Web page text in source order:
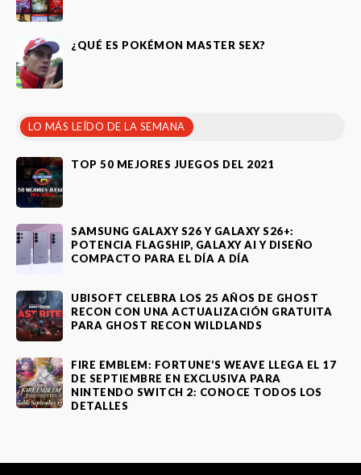
¿QUÉ ES POKÉMON MASTER SEX?
LO MÁS LEÍDO DE LA SEMANA
TOP 50 MEJORES JUEGOS DEL 2021
SAMSUNG GALAXY S26 Y GALAXY S26+:
POTENCIA FLAGSHIP, GALAXY AI Y DISEÑO
COMPACTO PARA EL DÍA A DÍA
UBISOFT CELEBRA LOS 25 AÑOS DE GHOST
RECON CON UNA ACTUALIZACIÓN GRATUITA
PARA GHOST RECON WILDLANDS
FIRE EMBLEM: FORTUNE’S WEAVE LLEGA EL 17
DE SEPTIEMBRE EN EXCLUSIVA PARA
NINTENDO SWITCH 2: CONOCE TODOS LOS
DETALLES